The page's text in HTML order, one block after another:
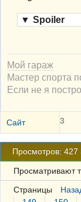
▼ Spoiler
Мой гараж
Мастер спорта
Если не я
Сайт 3
Просмотров: 427
Просматривают
Страницы